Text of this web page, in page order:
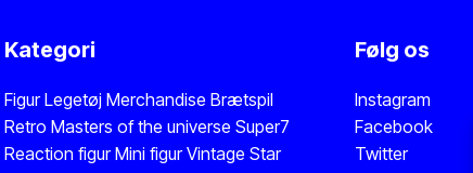
Kategori
Figur Legetøj Merchandise Brætspil
Retro Masters of the universe Super7
Reaction figur Mini figurVintage Star
Følg os
Instagram
Facebook
Twitter